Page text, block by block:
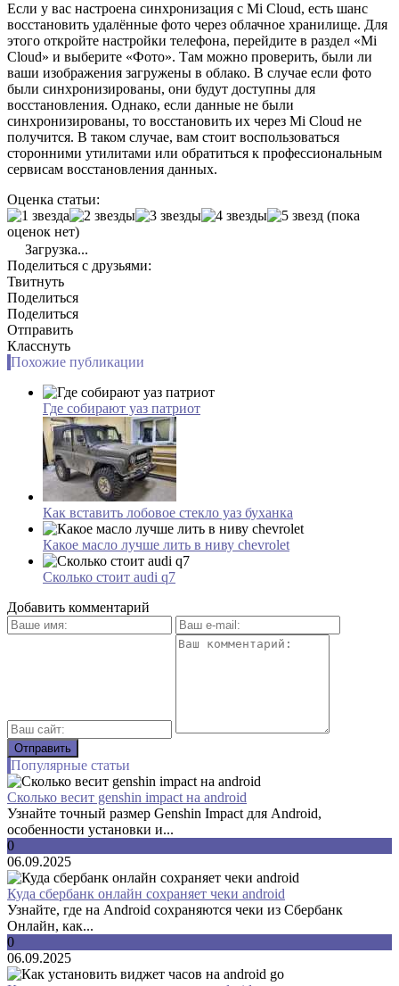
Если у вас настроена синхронизация с Mi Cloud, есть шанс
восстановить удалённые фото через облачное хранилище. Для
этого откройте настройки телефона, перейдите в раздел «Mi
Cloud» и выберите «Фото». Там можно проверить, были ли
ваши изображения загружены в облако. В случае если фото
были синхронизированы, они будут доступны для
восстановления. Однако, если данные не были
синхронизированы, то восстановить их через Mi Cloud не
получится. В таком случае, вам стоит воспользоваться
сторонними утилитами или обратиться к профессиональным
сервисам восстановления данных.
Оценка статьи:
(пока
оценок нет)
Загрузка...
Поделиться с друзьями:
Твитнуть
Поделиться
Поделиться
Отправить
Класснуть
Похожие публикации
Где собирают уаз патриот
Как вставить лобовое стекло уаз буханка
Какое масло лучше лить в ниву chevrolet
Сколько стоит audi q7
Добавить комментарий
Популярные статьи
Сколько весит genshin impact на android
Узнайте точный размер Genshin Impact для Android,
особенности установки и...
0
06.09.2025
Куда сбербанк онлайн сохраняет чеки android
Узнайте, где на Android сохраняются чеки из Сбербанк
Онлайн, как...
0
06.09.2025